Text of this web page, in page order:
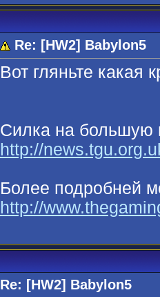
Re: [HW2] Babylon5
Вот гляньте какая
Силка на большую
http://
Более подробней
http://
Re: [HW2] Babylon5